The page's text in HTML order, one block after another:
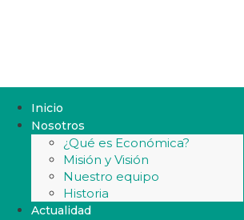
Inicio
Nosotros
¿Qué es Económica?
Misión y Visión
Nuestro equipo
Historia
Actualidad